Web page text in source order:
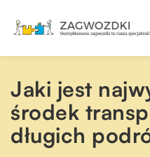
Jaki jest
środek
długich